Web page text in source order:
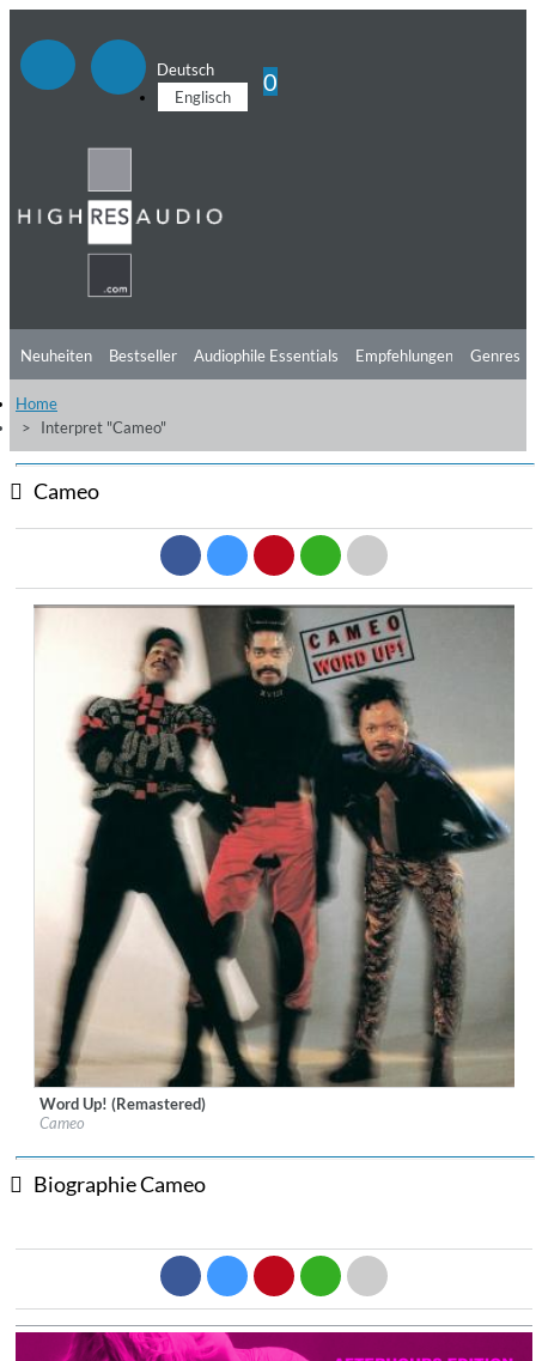
Deutsch
Englisch
0
Neuheiten Bestseller Audiophile Essentials Empfehlungen
Hörtipps
Videos
Genres
Home
Interpret "Cameo"
Cameo
Label:Mercury Records
Genre:
Word Up! (Remastered)
Cameo
Biographie Cameo